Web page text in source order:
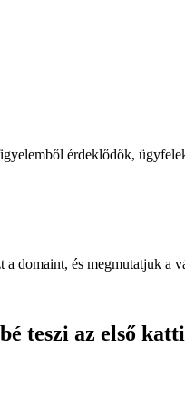
érdeklődők,
domaint, és megmutatjuk a
teszi az első